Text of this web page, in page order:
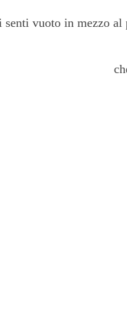
senti vuoto in mezzo al